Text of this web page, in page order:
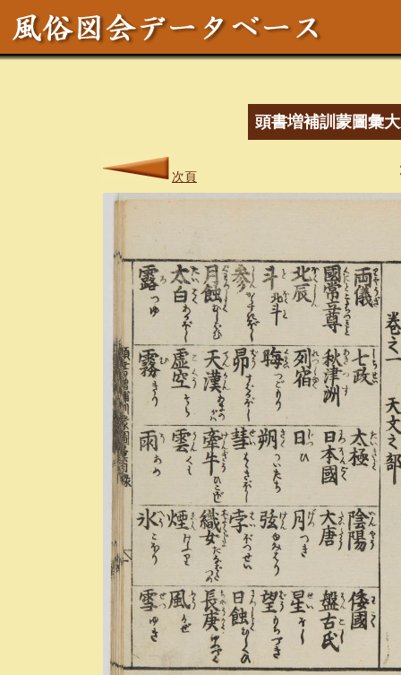
頭書増補訓蒙圖彙
次頁